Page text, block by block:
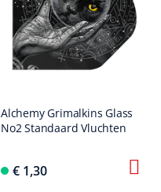
Alchemy Grimalkins Glass
No2 Standaard Vluchten
€ 1,30